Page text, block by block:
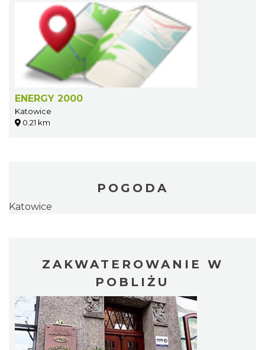
ENERGY 2000
Katowice
0.21 km
POGODA
Katowice
ZAKWATEROWANIE W
POBLIŻU